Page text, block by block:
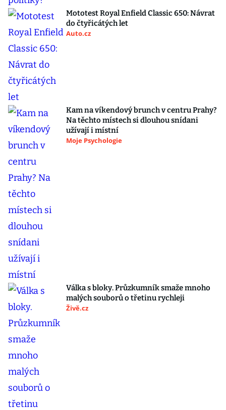
Mototest Royal Enfield Classic 650: Návrat
do čtyřicátých let
Auto.cz
Kam na víkendový brunch v centru Prahy?
Na těchto místech si dlouhou snídani
užívají i místní
Moje Psychologie
Válka s bloky. Průzkumník smaže mnoho
malých souborů o třetinu rychleji
Živě.cz